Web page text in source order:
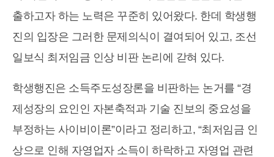
출하고자 하는 노력은 꾸준히 있어왔다. 한데 학생행
진의 입장은 그러한 문제의식이 결여되어 있고, 조선
일보식 최저임금 인상 비판 논리에 갇혀 있다.
학생행진은 소득주도성장론을 비판하는 논거를 “경
제성장의 요인인 자본축적과 기술 진보의 중요성을
부정하는 사이비이론”이라고 정리하고, “최저임금 인
상으로 인해 자영업자 소득이 하락하고 자영업 관련